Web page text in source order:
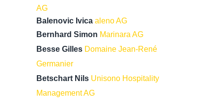
AG
Balenovic Ivica aleno AG
Bernhard Simon Marinara AG
Besse Gilles Domaine Jean-René
Germanier
Betschart Nils Unisono Hospitality
Management AG